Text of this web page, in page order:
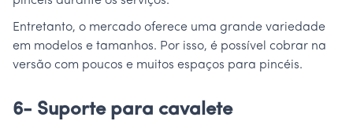
Entretanto, o mercado oferece uma grande variedade
em modelos e tamanhos. Por isso, é possível cobrar na
versão com poucos e muitos espaços para pincéis.
6- Suporte para cavalete